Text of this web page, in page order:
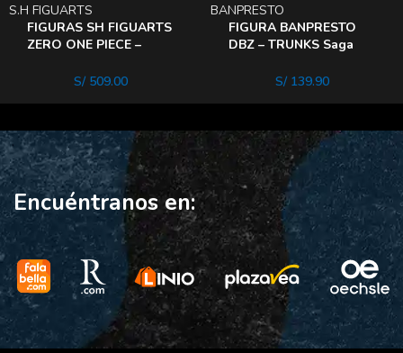
FIGURAS SH FIGUARTS
ZERO ONE PIECE –
S.H FIGUARTS
S/509.00
FIGURA BANPRESTO
DBZ – TRUNKS Saga
BANPRESTO
S/139.90
Encuéntranos en: